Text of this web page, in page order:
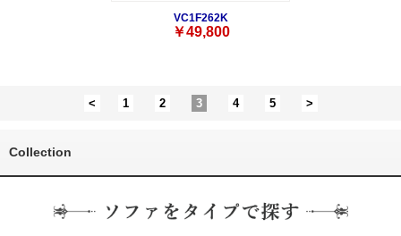
VC1F262K
￥49,800
< 1 2 3 4 5 >
Collection